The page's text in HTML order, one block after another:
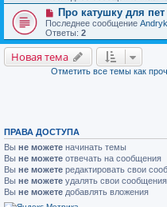
Про катушку для пет
Последнее сообщение
Ответы: 2
Новая тема
Отметить все темы как
ПРАВА ДОСТУПА
Вы не можете начинать темы
Вы не можете отвечать на сообщения
Вы не можете редактировать свои
Вы не можете удалять свои сообщения
Вы не можете добавлять вложения